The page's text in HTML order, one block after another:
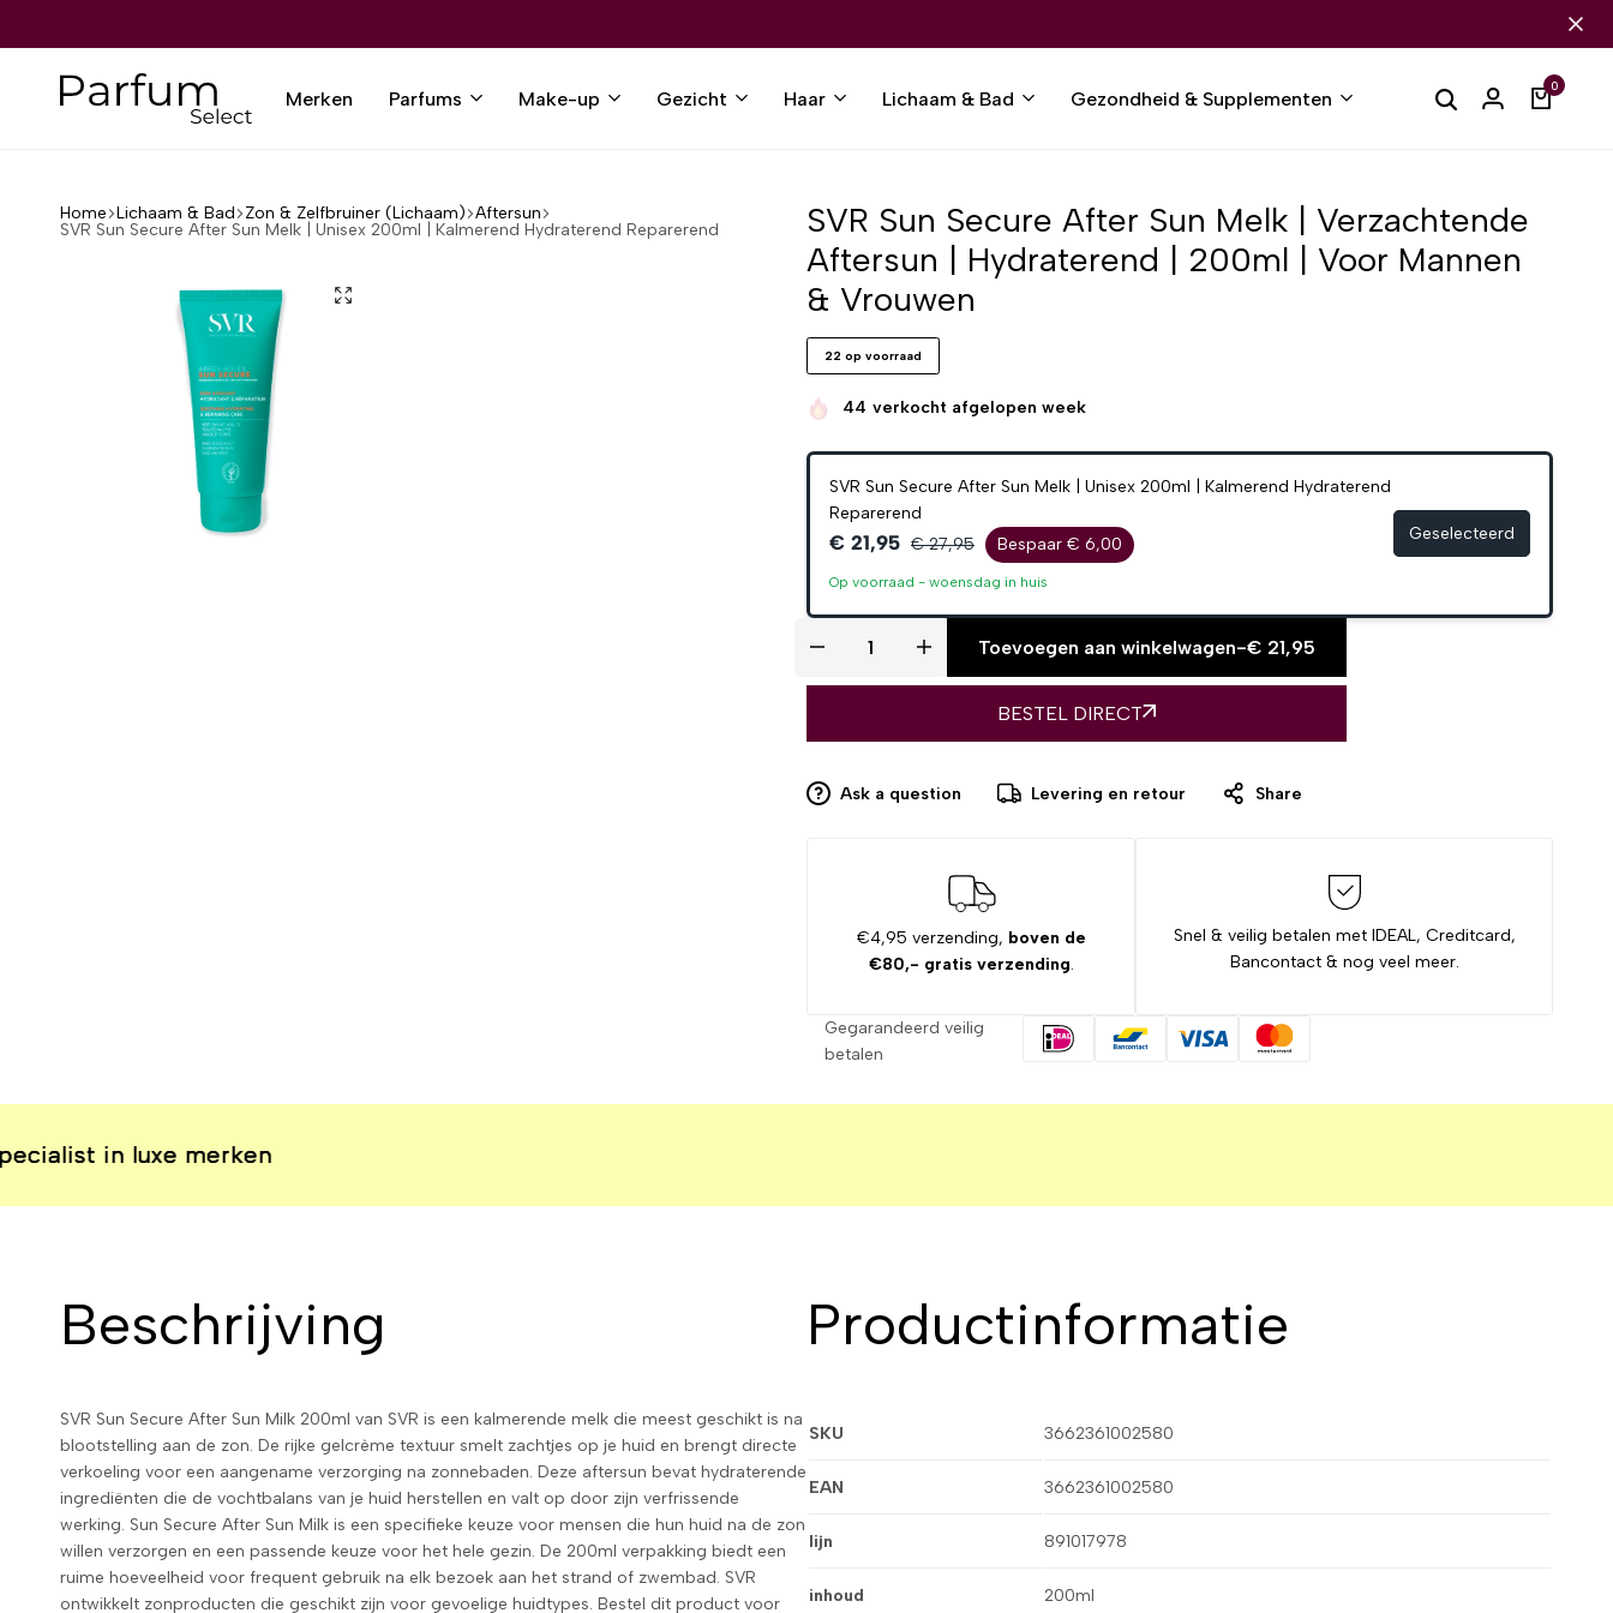
Merken Parfums Make-up Gezicht Haar Lichaam & Bad Gezondheid & Supplementen
0
Home Lichaam & Bad Zon & Zelfbruiner (Lichaam) Aftersun
SVR Sun Secure After Sun Melk | Unisex 200ml | Kalmerend Hydraterend Reparerend
SVR Sun Secure After Sun Melk | Verzachtende
Aftersun | Hydraterend | 200ml | Voor Mannen
& Vrouwen
22 op voorraad
44 verkocht afgelopen week
SVR Sun Secure After Sun Melk | Unisex 200ml | Kalmerend Hydraterend
Reparerend
€ 21,95 € 27,95 Bespaar € 6,00
Op voorraad - woensdag in huis
Geselecteerd
Toevoegen aan winkelwagen-€ 21,95
BESTEL DIRECT
Ask a question Levering en retour Share
€4,95 verzending, boven de
€80,- gratis verzending.
Snel & veilig betalen met IDEAL, Creditcard,
Bancontact & nog veel meer.
Gegarandeerd veilig
betalen
luxe merken
luxe merken
luxe merken
luxe merken
Beschrijving
SVR Sun Secure After Sun Milk 200ml van SVR is een kalmerende melk die meest geschikt is na
blootstelling aan de zon. De rijke gelcrème textuur smelt zachtjes op je huid en brengt directe
verkoeling voor een aangename verzorging na zonnebaden. Deze aftersun bevat hydraterende
ingrediënten die de vochtbalans van je huid herstellen en valt op door zijn verfrissende
werking. Sun Secure After Sun Milk is een specifieke keuze voor mensen die hun huid na de zon
willen verzorgen en een passende keuze voor het hele gezin. De 200ml verpakking biedt een
ruime hoeveelheid voor frequent gebruik na elk bezoek aan het strand of zwembad. SVR
ontwikkelt zonproducten die geschikt zijn voor gevoelige huidtypes. Bestel dit product voor
Productinformatie
SKU 3662361002580
EAN 3662361002580
lijn 891017978
inhoud 200ml